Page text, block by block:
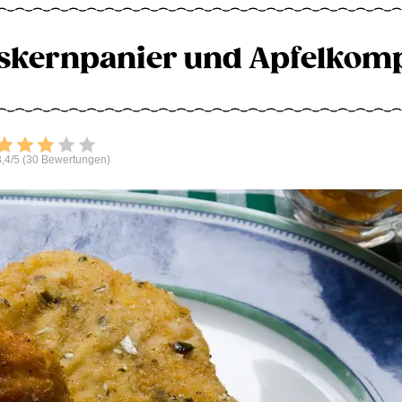
und
Bewerten
5 (30 Bewertungen)